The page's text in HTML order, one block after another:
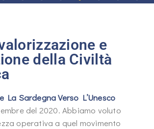
e
della Civiltà
La Sardegna Verso L’Unesco
del 2020. Abbiamo voluto
operativa a quel movimento